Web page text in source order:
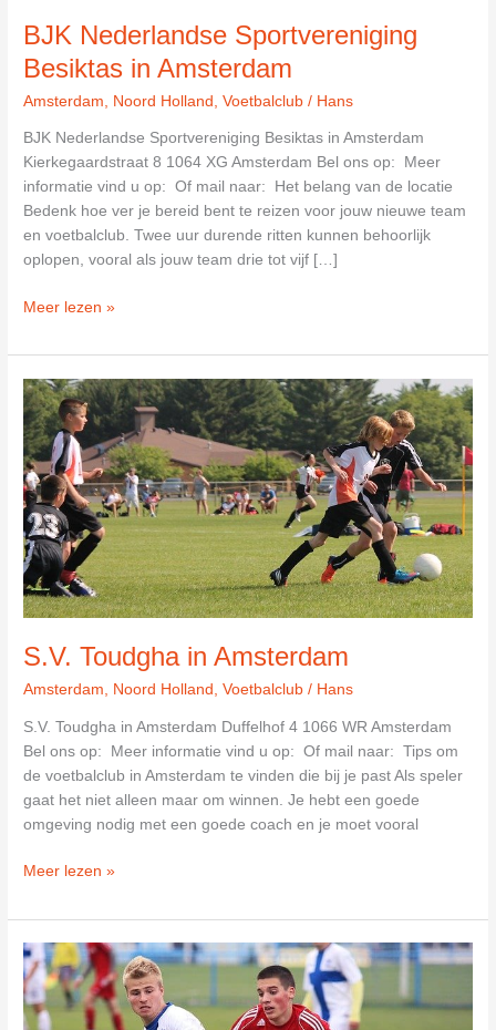
BJK Nederlandse Sportvereniging
Besiktas in Amsterdam
Amsterdam Noord Holland ,Voetbalclub / Hans
BJK Nederlandse Sportvereniging Besiktas in Amsterdam
Kierkegaardstraat 8 1064 XG Amsterdam Bel ons op: Meer
informatie vind u op: Of mail naar: Het belang van de locatie
Bedenk hoe ver je bereid bent te reizen voor jouw nieuwe team
en voetbalclub. Twee uur durende ritten kunnen behoorlijk
oplopen, vooral als jouw team drie tot vijf […]
BJK
Sportvereniging
Besiktas
in
Amsterdam
Meer lezen »
S.V. Toudgha in Amsterdam
Amsterdam, Noord Holland ,Voetbalclub / Hans
S.V. Toudgha in Amsterdam Duffelhof 4 1066 WR Amsterdam
Bel ons op: Meer informatie vind u op: Of mail naar: Tips om
de voetbalclub in Amsterdam te vinden die bij je past Als speler
gaat het niet alleen maar om winnen. Je hebt een goede
omgeving nodig met een goede coach en je moet vooral
S.V.
in
Amsterdam
Meer lezen »